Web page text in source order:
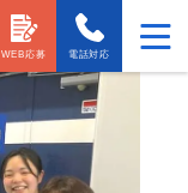
電話対応
WEB応募